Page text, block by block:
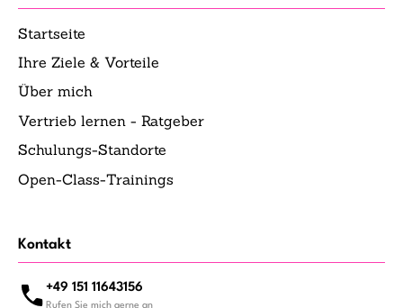
Startseite
Ihre Ziele & Vorteile
Über mich
Vertrieb lernen - Ratgeber
Schulungs-Standorte
Open-Class-Trainings
Kontakt
+49 151 11643156
Rufen Sie mich gerne an